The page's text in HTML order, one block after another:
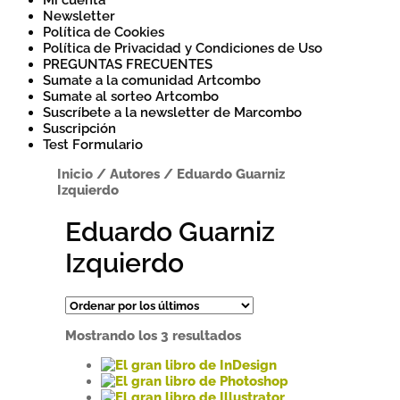
Newsletter
Política de Cookies
Política de Privacidad y Condiciones de Uso
PREGUNTAS FRECUENTES
Sumate a la comunidad Artcombo
Sumate al sorteo Artcombo
Suscríbete a la newsletter de Marcombo
Suscripción
Test Formulario
Inicio /Autores / Eduardo Guarniz
Izquierdo
Eduardo Guarniz
Izquierdo
Mostrando los 3 resultadosOrdenado
los
últimos
Este
producto
Este